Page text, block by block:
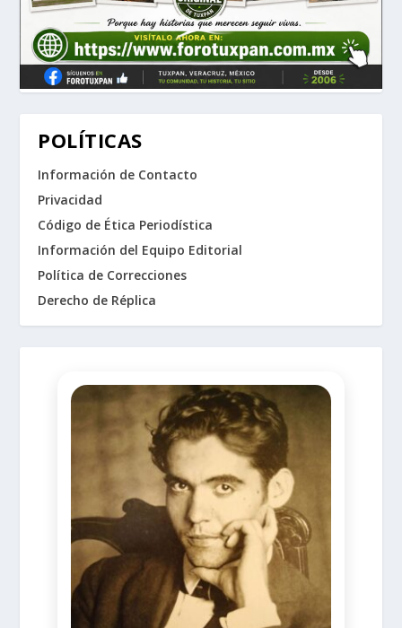
POLÍTICAS
Información de Contacto
Privacidad
Código de Ética Periodística
Información del Equipo Editorial
Política de Correcciones
Derecho de Réplica